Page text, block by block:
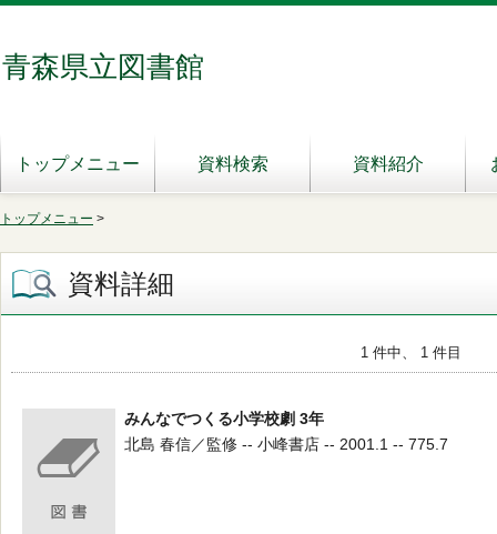
青森県立図書館
トップメニュー 資料検索 資料紹介
トップメニュー >
資料詳細
1 件中、 1 件目
みんなでつくる小学校劇 3年
北島 春信／監修 -- 小峰書店 -- 2001.1 -- 775.7